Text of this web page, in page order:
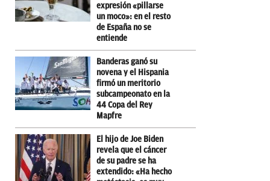
expresión «pillarse
un moco»: en el resto
de España no se
entiende
Banderas ganó su
novena y el Hispania
firmó un meritorio
subcampeonato en la
44 Copa del Rey
Mapfre
El hijo de Joe Biden
revela que el cáncer
de su padre se ha
extendido: «Ha hecho